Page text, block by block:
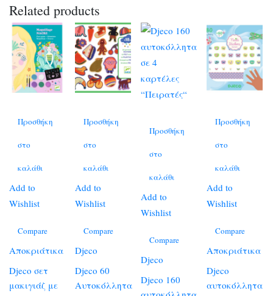
Related products
Προσθήκη
στο
καλάθι
Add to
Wishlist
Compare
Αποκριάτικα
Djeco σετ
μακιγιάζ με
Προσθήκη
στο
καλάθι
Add to
Wishlist
Compare
Djeco
Djeco 60
Αυτοκόλλητα
Προσθήκη
στο
καλάθι
Add to
Wishlist
Compare
Djeco
Djeco 160
Προσθήκη
στο
καλάθι
Add to
Wishlist
Compare
Αποκριάτικα
Djeco
αυτοκόλλητα